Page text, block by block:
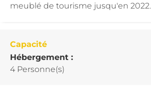
meublé de tourisme jusqu'en 2022.
Capacité
Hébergement :
4 Personne(s)